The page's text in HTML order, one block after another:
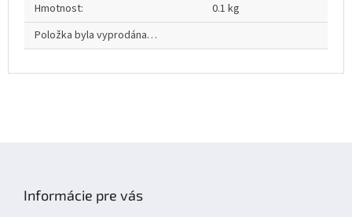
Hmotnost:
0.1 kg
Položka byla vyprodána…
Informácie pre vás